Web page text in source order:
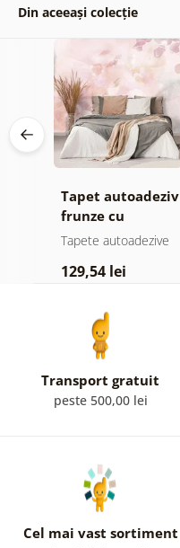
Din aceeași colecție
Tapet autoadeziv
frunze cu
atingere
Tapete autoadezive
129,54 lei
Transport gratuit
peste 500,00 lei
Cel mai vast sortiment